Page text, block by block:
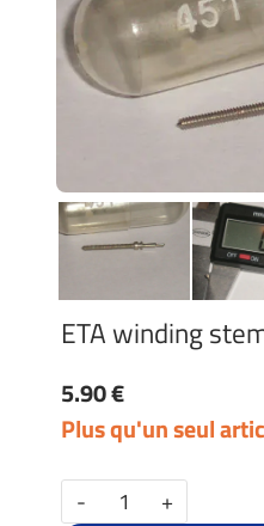
ETA winding
5.90 €
Plus qu'un seul
- +